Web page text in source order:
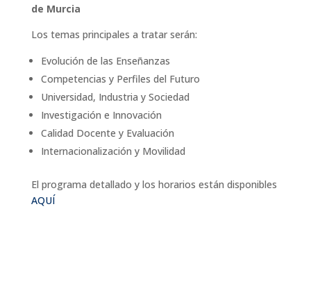
de Murcia
Los temas principales a tratar serán:
Evolución de las Enseñanzas
Competencias y Perfiles del Futuro
Universidad, Industria y Sociedad
Investigación e Innovación
Calidad Docente y Evaluación
Internacionalización y Movilidad
El programa detallado y los horarios están disponibles
AQUÍ